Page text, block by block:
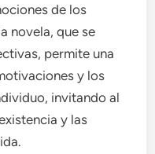
de los
novela, que se
permite una
y los
invitando al
y las